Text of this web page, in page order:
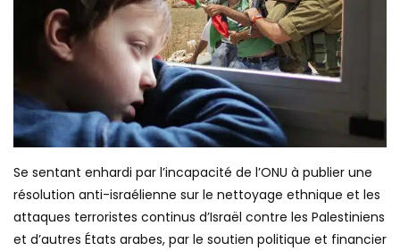
Se sentant enhardi par l’incapacité de l’ONU à publier une
résolution anti-israélienne sur le nettoyage ethnique et les
attaques terroristes continus d’Israël contre les Palestiniens
et d’autres États arabes, par le soutien politique et financier